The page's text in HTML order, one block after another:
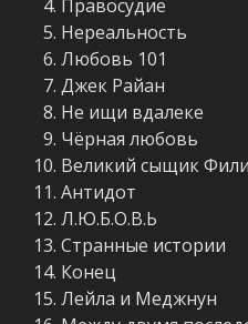
Правосудие
Нереальность
Любовь 101
Джек Райан
Не ищи вдалеке
Чёрная любовь
Великий сыщик
Антидот
Л.Ю.Б.О.В.Ь
Странные истории
Конец
Лейла и Меджнун